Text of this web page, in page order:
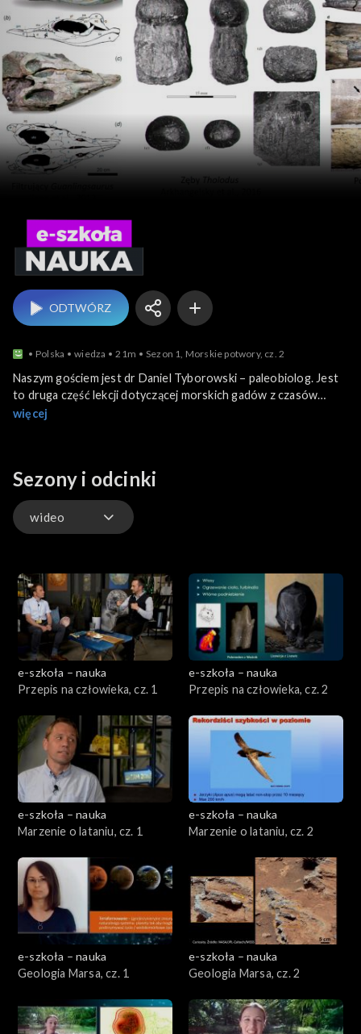
e-szkoła – nauka
ODTWÓRZ
Polska wiedza 21m Sezon 1, Morskie potwory, cz. 2
Naszym gościem jest dr Daniel Tyborowski – paleobiolog. Jest
to druga część lekcji dotyczącej morskich gadów z czasów
dinozaurów. Nasz ekspert opowie o różnicach między
więcej
Sezony i odcinki
wideo
e-szkoła – nauka
Przepis na człowieka, cz. 1
e-szkoła – nauka
Przepis na człowieka, cz. 2
e-szkoła – nauka
Marzenie o lataniu, cz. 1
e-szkoła – nauka
Marzenie o lataniu, cz. 2
e-szkoła – nauka
Geologia Marsa, cz. 1
e-szkoła – nauka
Geologia Marsa, cz. 2